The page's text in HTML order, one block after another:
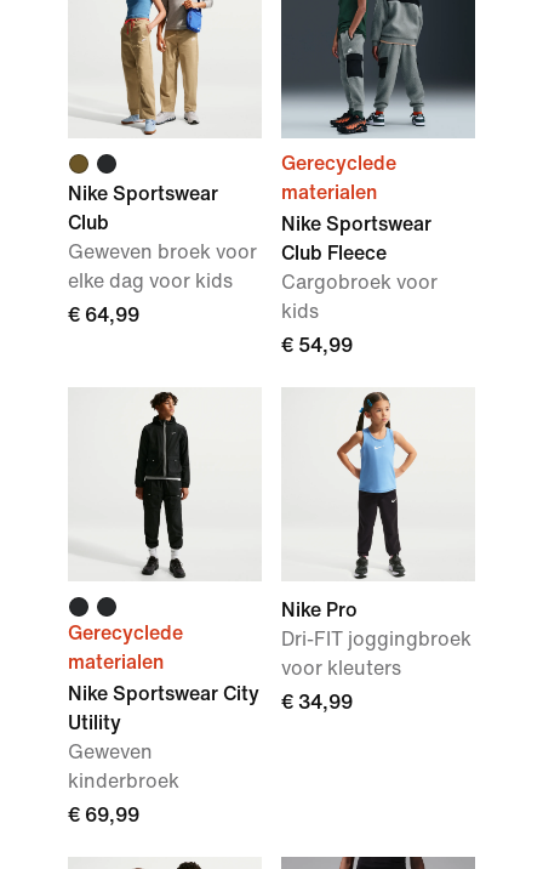
Nike Sportswear
Club
Geweven broek voor
elke dag voor kids
€ 64,99
Gerecyclede
materialen
Nike Sportswear
Club Fleece
Cargobroek voor
kids
€ 54,99
Gerecyclede
materialen
Nike Sportswear City
Utility
Geweven
kinderbroek
€ 69,99
Nike Pro
Dri-FIT joggingbroek
voor kleuters
€ 34,99